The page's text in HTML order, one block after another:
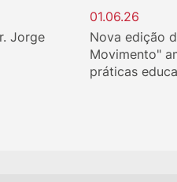
Jorge
01.06.26
Nova edição
Movimento"
práticas